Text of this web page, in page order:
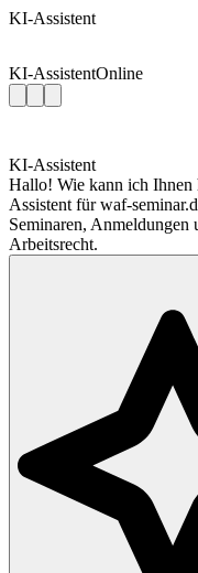
KI-Assistent
KI-AssistentOnline
KI-Assistent
Hallo! Wie kann ich Ihnen
Assistent für waf-
Seminaren,
Arbeitsrecht.